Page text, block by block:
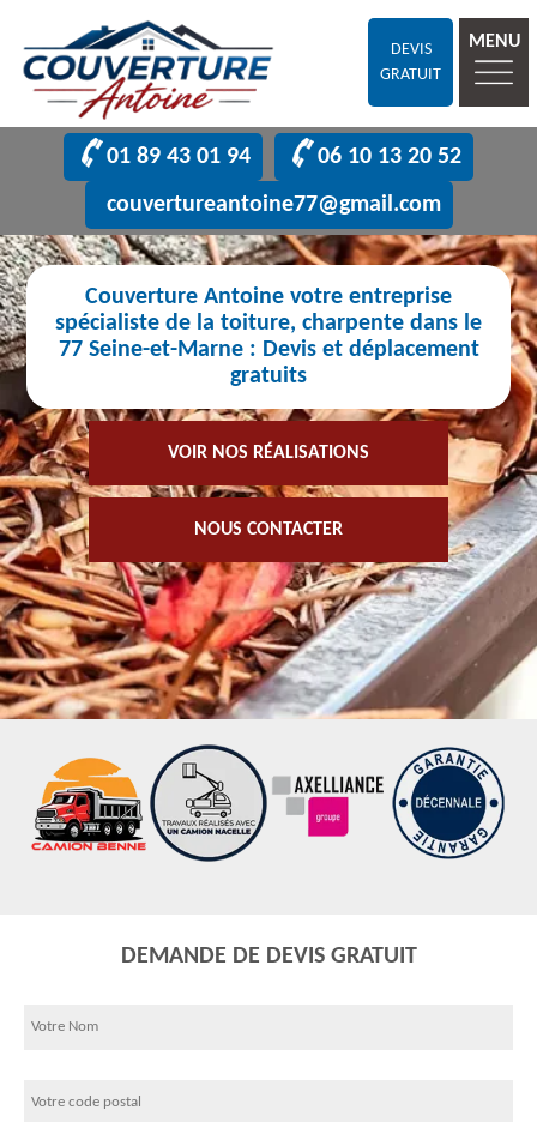
DEVIS
GRATUIT
MENU
01 89 43 01 94
06 10 13 20 52
couvertureantoine77@gmail.com
Couverture Antoine votre entreprise
spécialiste de la toiture, charpente dans le
77 Seine-et-Marne : Devis et déplacement
gratuits
VOIR NOS RÉALISATIONS
NOUS CONTACTER
DEMANDE DE DEVIS GRATUIT